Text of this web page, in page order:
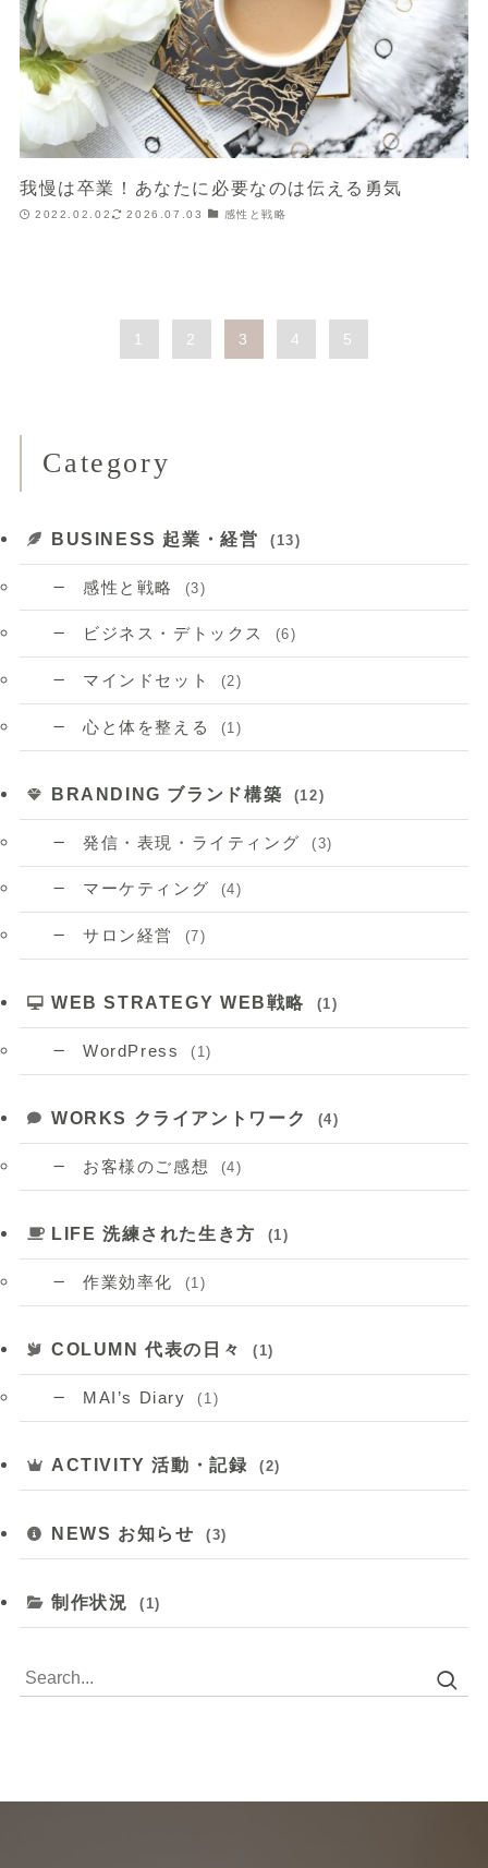
我慢は卒業！あなたに必要なのは伝える勇気
2022.02.02 2026.07.03 感性と戦略
1 2 3 4 5
Category
BUSINESS 起業・経営 (13)
感性と戦略 (3)
ビジネス・デトックス (6)
マインドセット (2)
心と体を整える (1)
BRANDING ブランド構築 (12)
発信・表現・ライティング (3)
マーケティング (4)
サロン経営 (7)
WEB STRATEGY WEB戦略 (1)
WordPress (1)
WORKS クライアントワーク (4)
お客様のご感想 (4)
LIFE 洗練された生き方 (1)
作業効率化 (1)
COLUMN 代表の日々 (1)
MAI’s Diary (1)
ACTIVITY 活動・記録 (2)
NEWS お知らせ (3)
制作状況 (1)